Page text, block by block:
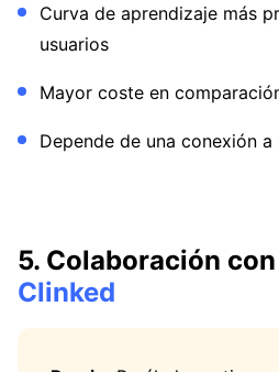
Curva de aprendizaje más
usuarios
Mayor coste en
Depende de una conexión
5. Colaboración
Clinked